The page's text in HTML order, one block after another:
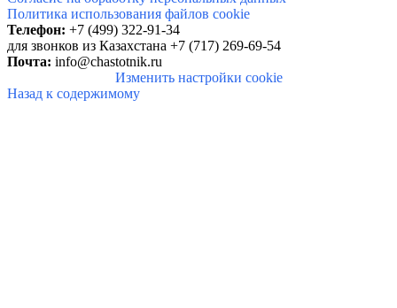
Политика использования файлов cookie
Телефон: +7 (499) 322-91-34
для звонков из Казахстана +7 (717) 269-69-54
Почта: info@chastotnik.ru
Изменить настройки cookie
Назад к содержимому